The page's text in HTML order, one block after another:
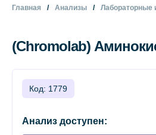
Главная Анализы Лабораторные
(Chromolab)
Код: 1779
Анализ доступен: